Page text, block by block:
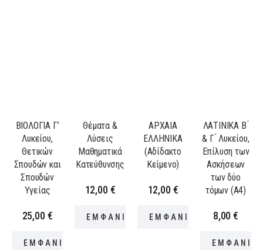
ΒΙΟΛΟΓΙΑ Γ’
Λυκείου,
Θετικών
Σπουδών και
Σπουδών
Υγείας
25,00 €
ΕΜΦΑΝΙΣΗ ΠΡΟΪΟΝΤΟΣ
Θέματα &
Λύσεις
Μαθηματικά
Κατεύθυνσης
12,00 €
ΕΜΦΑΝΙΣΗ ΠΡΟΪΟΝΤΟΣ
ΑΡΧΑΙΑ
ΕΛΛΗΝΙΚΑ
(Αδίδακτο
Κείμενο)
12,00 €
ΕΜΦΑΝΙΣΗ
ΛΑΤΙΝΙΚΑ B ́
& Γ ́ Λυκείου,
Επίλυση των
Ασκήσεων
των δύο
τόμων (Α4)
8,00€